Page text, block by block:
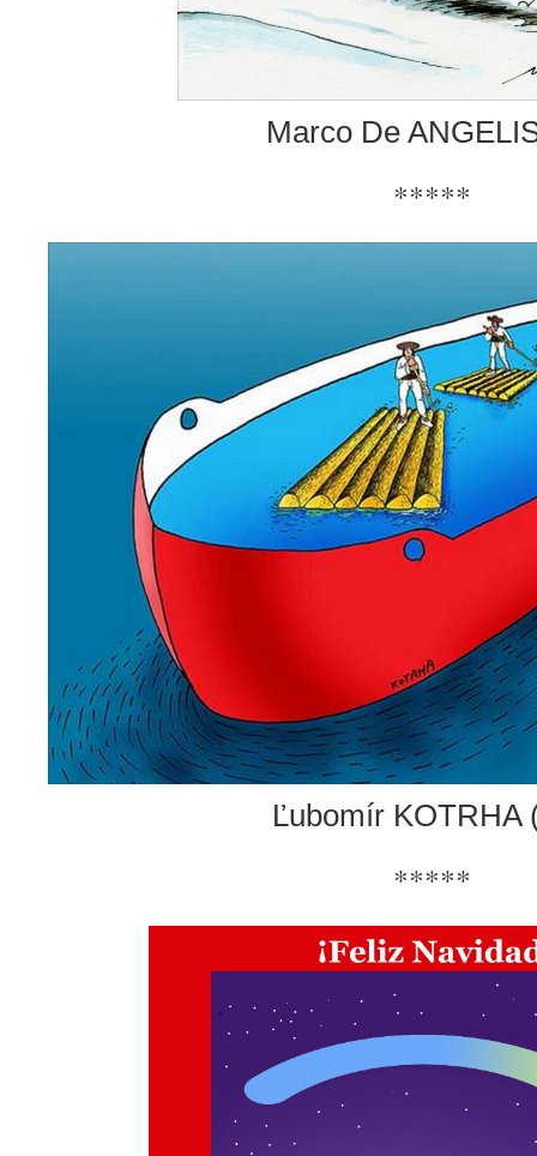
Marco De
*****
Ľubomír KOTRHA
*****